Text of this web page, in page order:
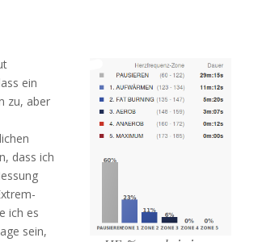
ein
zu, aber
dass ich
ich es
sein,